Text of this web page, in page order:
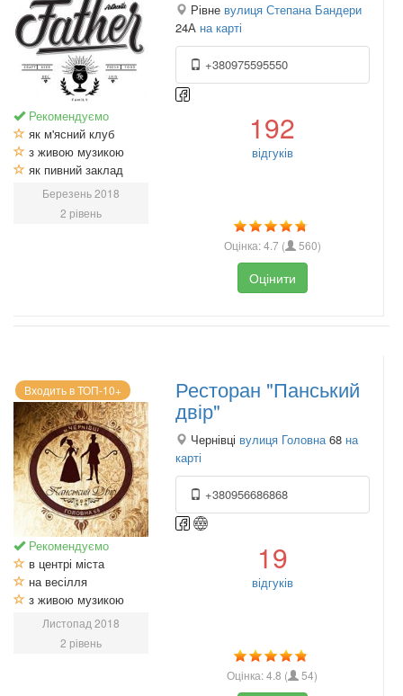
Рекомендуємо
як м'ясний клуб
з живою музикою
як пивний заклад
Березень 2018
2 рівень
Рівне вулиця Степана Бандери
24А на карті
+380975595550
192
відгуків
Оцінка:4.7 ( 560)
Оцінити
Входить в ТОП-10+
Рекомендуємо
в центрі міста
на весілля
з живою музикою
Листопад 2018
2 рівень
Ресторан "Панський
двір"
Чернівці вулиця Головна 68 на
карті
+380956686868
19
відгуків
Оцінка:4.8 ( 54)